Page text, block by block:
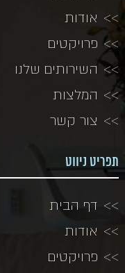
אודות
פרויקטים
השירותים שלנו
המלצות
צור קשר
תפריט ניווט
דף הבית
אודות
פרויקטים